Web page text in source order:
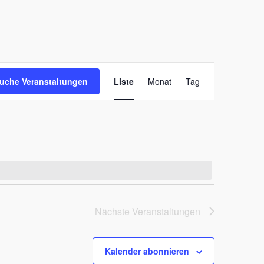
Veranstaltungen
Ansichten-
Liste Monat Tag
Nächste Veranstaltungen
Kalender abonnieren